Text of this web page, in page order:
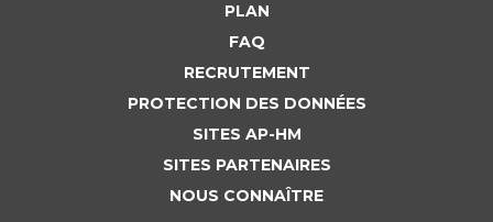
PLAN
FAQ
RECRUTEMENT
PROTECTION DES DONNÉES
SITES AP-HM
SITES PARTENAIRES
NOUS CONNAÎTRE